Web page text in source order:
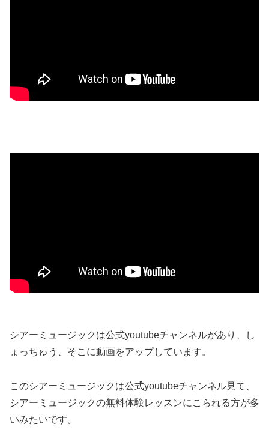
シアーミュージックは公式youtubeチャンネルがあり、し
ょっちゅう、そこに動画をアップしています。
このシアーミュージックは公式youtubeチャンネル見て、
シアーミュージックの無料体験レッスンにこられる方が多
いみたいです。